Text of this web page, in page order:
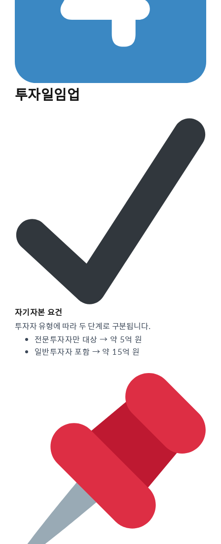
투자일임업
자기자본 요건
투자자 유형에 따라 두 단계로 구분됩니다.
전문투자자만 대상 → 약 5억 원
일반투자자 포함 → 약 15억 원